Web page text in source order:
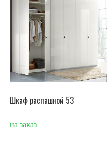
Шкаф распашной 53
на заказ